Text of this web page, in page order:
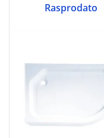
Rasprodato